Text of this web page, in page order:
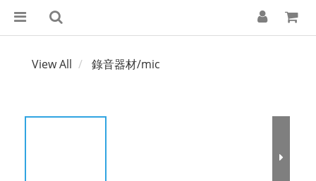
View All 錄音器材/mic